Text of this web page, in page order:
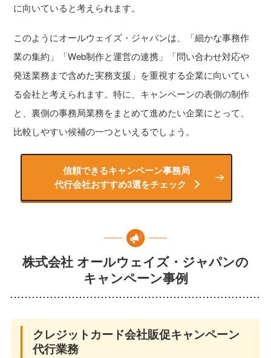
に向いていると考えられます。
このようにオールウェイズ・ジャパンは、「細かな事務作
業の集約」「Web制作と運営の連携」「問い合わせ対応や
発送業務まで含めた実務支援」を重視する企業に向いてい
る会社と考えられます。特に、キャンペーンの表側の制作
と、裏側の事務局業務をまとめて進めたい企業にとって、
比較しやすい候補の一つといえるでしょう。
信頼できるキャンペーン事務局
代行会社おすすめ3選をチェック
株式会社 オールウェイズ・ジャパンの
キャンペーン事例
クレジットカード会社販促キャンペーン
代行業務